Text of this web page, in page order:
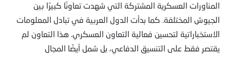
المناورات العسكرية المشتركة التي شهدت تعاونًا كبيرًا بين
الجيوش المختلفة. كما بدأت الدول العربية في تبادل المعلومات
الاستخباراتية لتحسين فعالية التعاون العسكري. هذا التعاون لم
يقتصر فقط على التنسيق الدفاعي، بل شمل أيضًا المجال